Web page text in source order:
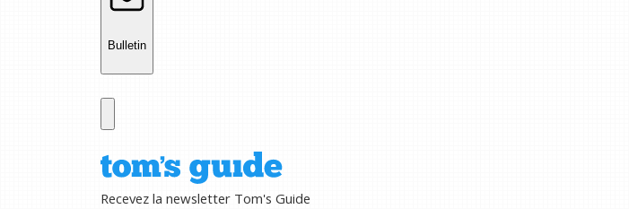
Bulletin
Recevez la newsletter Tom's Guide